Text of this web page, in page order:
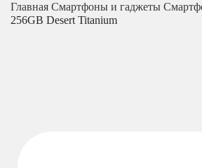
Главная Смартфоны и гаджеты
256GB Desert Titanium